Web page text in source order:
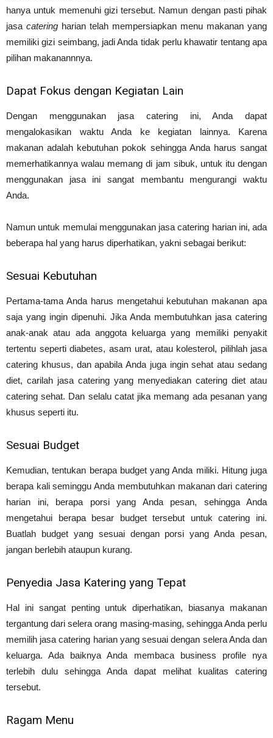
hanya untuk memenuhi gizi tersebut. Namun dengan pasti pihak
jasa catering harian telah mempersiapkan menu makanan yang
memiliki gizi seimbang, jadi Anda tidak perlu khawatir tentang apa
pilihan makanannnya.
Dapat Fokus dengan Kegiatan Lain
Dengan menggunakan jasa catering ini, Anda dapat
mengalokasikan waktu Anda ke kegiatan lainnya. Karena
makanan adalah kebutuhan pokok sehingga Anda harus sangat
memerhatikannya walau memang di jam sibuk, untuk itu dengan
menggunakan jasa ini sangat membantu mengurangi waktu
Anda.
Namun untuk memulai menggunakan jasa catering harian ini, ada
beberapa hal yang harus diperhatikan, yakni sebagai berikut:
Sesuai Kebutuhan
Pertama-tama Anda harus mengetahui kebutuhan makanan apa
saja yang ingin dipenuhi. Jika Anda membutuhkan jasa catering
anak-anak atau ada anggota keluarga yang memiliki penyakit
tertentu seperti diabetes, asam urat, atau kolesterol, pilihlah jasa
catering khusus, dan apabila Anda juga ingin sehat atau sedang
diet, carilah jasa catering yang menyediakan catering diet atau
catering sehat. Dan selalu catat jika memang ada pesanan yang
khusus seperti itu.
Sesuai Budget
Kemudian, tentukan berapa budget yang Anda miliki. Hitung juga
berapa kali seminggu Anda membutuhkan makanan dari catering
harian ini, berapa porsi yang Anda pesan, sehingga Anda
mengetahui berapa besar budget tersebut untuk catering ini.
Buatlah budget yang sesuai dengan porsi yang Anda pesan,
jangan berlebih ataupun kurang.
Penyedia Jasa Katering yang Tepat
Hal ini sangat penting untuk diperhatikan, biasanya makanan
tergantung dari selera orang masing-masing, sehingga Anda perlu
memilih jasa catering harian yang sesuai dengan selera Anda dan
keluarga. Ada baiknya Anda membaca business profile nya
terlebih dulu sehingga Anda dapat melihat kualitas catering
tersebut.
Ragam Menu